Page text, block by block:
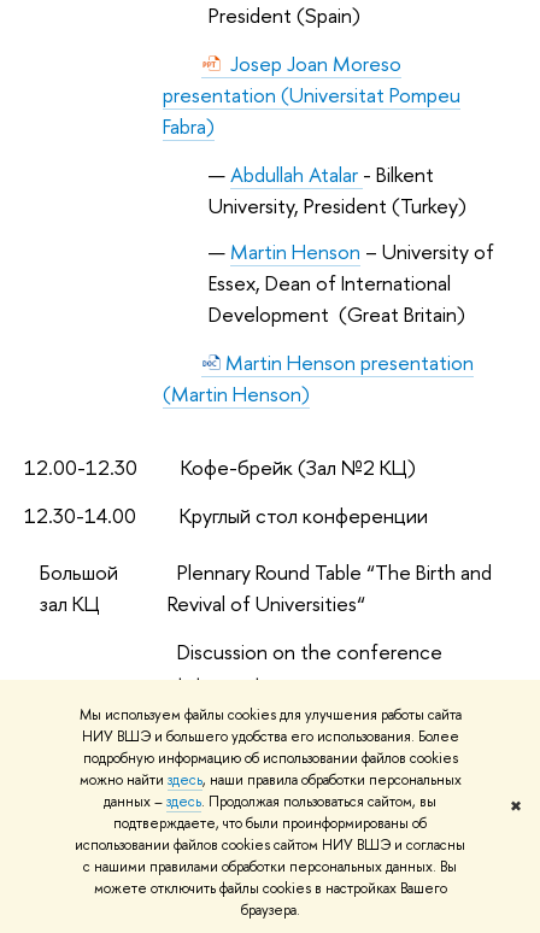
Мы используем файлы cookies для улучшения работы сайта
НИУ ВШЭ и большего удобства его использования. Более
подробную информацию об использовании файлов cookies
можно найти здесь, наши правила обработки персональных
данных –здесь. Продолжая пользоваться сайтом, вы
подтверждаете, что были проинформированы об
использовании файлов cookies сайтом НИУ ВШЭ и согласны
с нашими правилами обработки персональных данных. Вы
можете отключить файлы cookies в настройках Вашего
браузера.
✖
President (Spain)
Josep Joan Moreso
presentation (Universitat Pompeu
Fabra)
Abdullah Atalar - Bilkent
University, President (Turkey)
Martin Henson – University of
Essex, Dean of International
Development (Great Britain)
Martin Henson presentation
(Martin Henson)
12.00-12.30 Кофе-брейк (Зал №2 КЦ)
12.30-14.00 Круглый стол конференции
Большой
зал КЦ
Plennary Round Table “The Birth and
Revival of Universities“
Discussion on the conference
statement
Модератор:Исак Фрумин , НИУ
Высшая школа экономики
Simon Donoghue, University
of Leads (Great Britain)
Vladimir Briller, Pratt Institute
(USA)